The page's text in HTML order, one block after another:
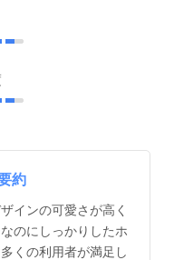
約
インの可愛さが高く
のにしっかりしたホ
くの利用者が満足し